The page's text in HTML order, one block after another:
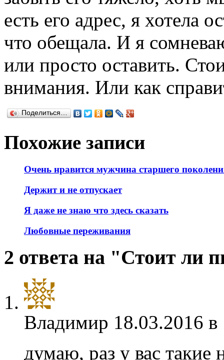
есть его адрес, я хотела
что обещала. И я
или просто оставить.
внимания. Или как
Поделиться…
Похожие записи
Очень нравится мужчина старшего
Держит и не отпускает
Я даже не знаю что здесь сказать
Любовные переживания
2 ответа на "Стоит ли
Владимир 18.03.2016
думаю, раз у вас такие